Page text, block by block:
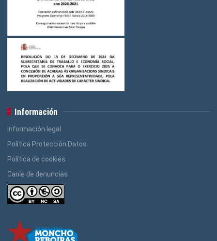
Información
Información legal
Política Protección Datos
Política de cookies
Canle de denuncias